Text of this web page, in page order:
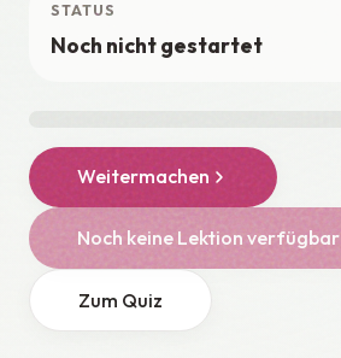
STATUS
Noch nicht gestartet
Weitermachen
Noch keine Lektion verfügbar
Zum Quiz